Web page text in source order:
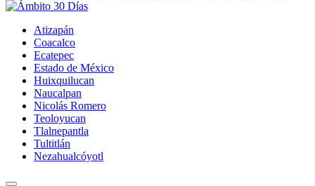
Atizapán
Coacalco
Ecatepec
Estado de México
Huixquilucan
Naucalpan
Nicolás Romero
Teoloyucan
Tlalnepantla
Tultitlán
Nezahualcóyotl